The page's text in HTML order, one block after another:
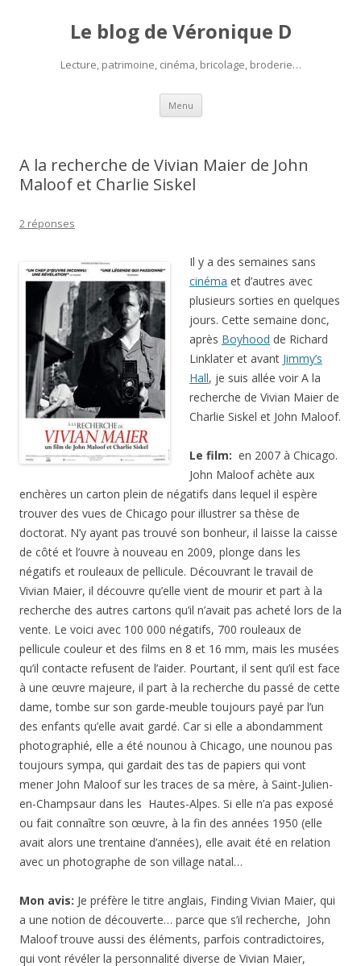
Le blog de Véronique D
Lecture, patrimoine, cinéma, bricolage, broderie…
Menu Aller
contenu
A la recherche de Vivian Maier de John
Maloof et Charlie Siskel
2 réponses
Il y a des semaines sans
cinéma et d’autres avec
plusieurs sorties en quelques
jours. Cette semaine donc,
après Boyhood de Richard
Linklater et avant Jimmy’s
Hall, je suis allée voir A la
recherche de Vivian Maier de
Charlie Siskel et John Maloof.
Le film: en 2007 à Chicago.
John Maloof achète aux
enchères un carton plein de négatifs dans lequel il espère
trouver des vues de Chicago pour illustrer sa thèse de
doctorat. N’y ayant pas trouvé son bonheur, il laisse la caisse
de côté et l’ouvre à nouveau en 2009, plonge dans les
négatifs et rouleaux de pellicule. Découvrant le travail de
Vivian Maier, il découvre qu’elle vient de mourir et part à la
recherche des autres cartons qu’il n’avait pas acheté lors de la
vente. Le voici avec 100 000 négatifs, 700 rouleaux de
pellicule couleur et des films en 8 et 16 mm, mais les musées
qu’il contacte refusent de l’aider. Pourtant, il sent qu’il est face
à une œuvre majeure, il part à la recherche du passé de cette
dame, tombe sur son garde-meuble toujours payé par l’un
des enfants qu’elle avait gardé. Car si elle a abondamment
photographié, elle a été nounou à Chicago, une nounou pas
toujours sympa, qui gardait des tas de papiers qui vont
mener John Maloof sur les traces de sa mère, à Saint-Julien-
en-Champsaur dans les Hautes-Alpes. Si elle n’a pas exposé
ou fait connaître son œuvre, à la fin des années 1950 (elle
avait alors une trentaine d’années), elle avait été en relation
avec un photographe de son village natal…
Mon avis: Je préfère le titre anglais, Finding Vivian Maier, qui
a une notion de découverte… parce que s’il recherche, John
Maloof trouve aussi des éléments, parfois contradictoires,
qui vont révéler la personnalité diverse de Vivian Maier,